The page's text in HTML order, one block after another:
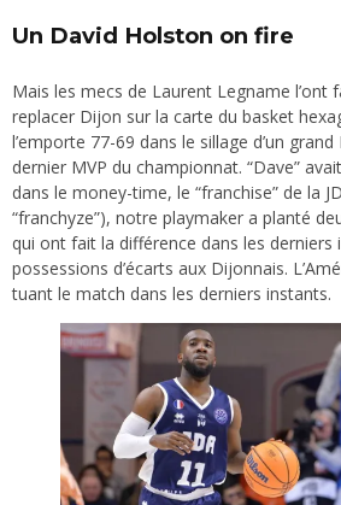
Un David Holston on fire
Mais les mecs de Laurent Legname l’ont
replacer Dijon sur la carte du basket
l’emporte 77-69 dans le sillage d’un
dernier MVP du championnat. “Dave”
dans le money-time, le “franchise” de la
“franchyze”), notre playmaker a planté
qui ont fait la différence dans les
possessions d’écarts aux Dijonnais.
tuant le match dans les derniers instants.